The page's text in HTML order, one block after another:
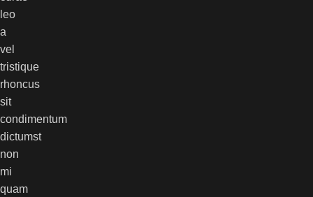
leo
a
vel
tristique
rhoncus
sit
condimentum
dictumst
non
mi
quam